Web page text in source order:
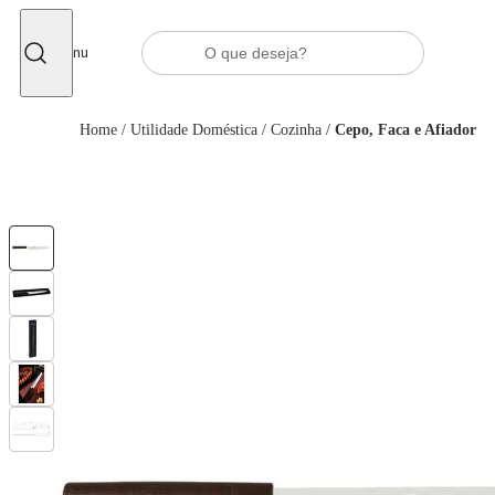
Menu
Home / Utilidade Doméstica / Cozinha / Cepo, Faca e Afiador